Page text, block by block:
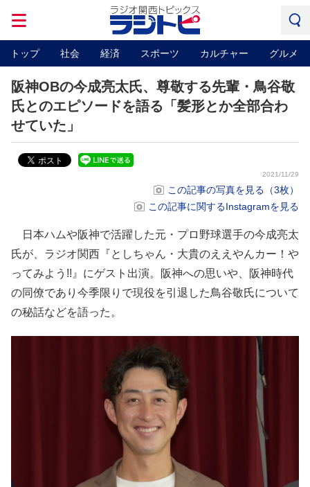
トップ 社会 経済 スポーツ カルチャー グルメ
阪神OBの今成亮太氏、尊敬する先輩・鳥谷敬
氏とのエピソードを語る「髪形とか全部合わ
せていた」
2021/11/29
この記事の写真を見る（3枚）
この記事に関するInstagramを見る
日本ハムや阪神で活躍した元・プロ野球選手の今成亮太
氏が、ラジオ関西『としちゃん・大貴のええやんカー！や
ってみよう!!』にゲスト出演。阪神への思いや、阪神時代
の同僚であり今季限りで現役を引退した鳥谷敬氏について
の秘話などを語った。